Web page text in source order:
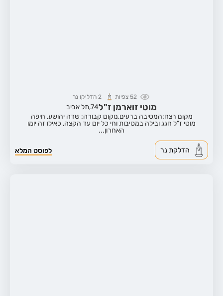
52 צפיות 2 הדליקו נר
מוטי זוארמן ז"ל74,תל אביב
מקום רצח:המסיבה ברעים,מקום קבורה: שדה יהושע, חיפה
מוטי ז"ל חגג ובילה במסיבות וחי כל יום עד הקצה, כאילו זה יומו
האחרון...
לפוסט המלא הדלקת נר